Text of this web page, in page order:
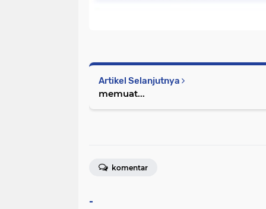
Artikel Selanjutnya
memuat...
komentar
-